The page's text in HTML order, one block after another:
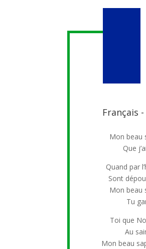
Français
Mon beau
Que
Quand par
Sont
Mon beau
Tu
Toi que
Au
Mon beau